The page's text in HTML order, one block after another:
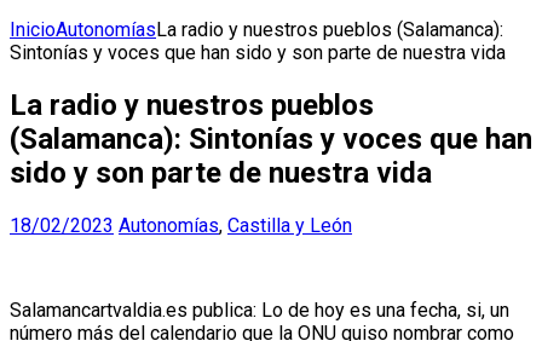
InicioAutonomíasLa radio y nuestros pueblos (Salamanca):
Sintonías y voces que han sido y son parte de nuestra vida
La radio y nuestros pueblos
(Salamanca): Sintonías y voces que han
sido y son parte de nuestra vida
18/02/2023 Autonomías, Castilla y León
Salamancartvaldia.es publica: Lo de hoy es una fecha, si, un
número más del calendario que la ONU quiso nombrar como